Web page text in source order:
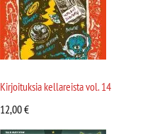
Kirjoituksia kellareista vol. 14
12,00€